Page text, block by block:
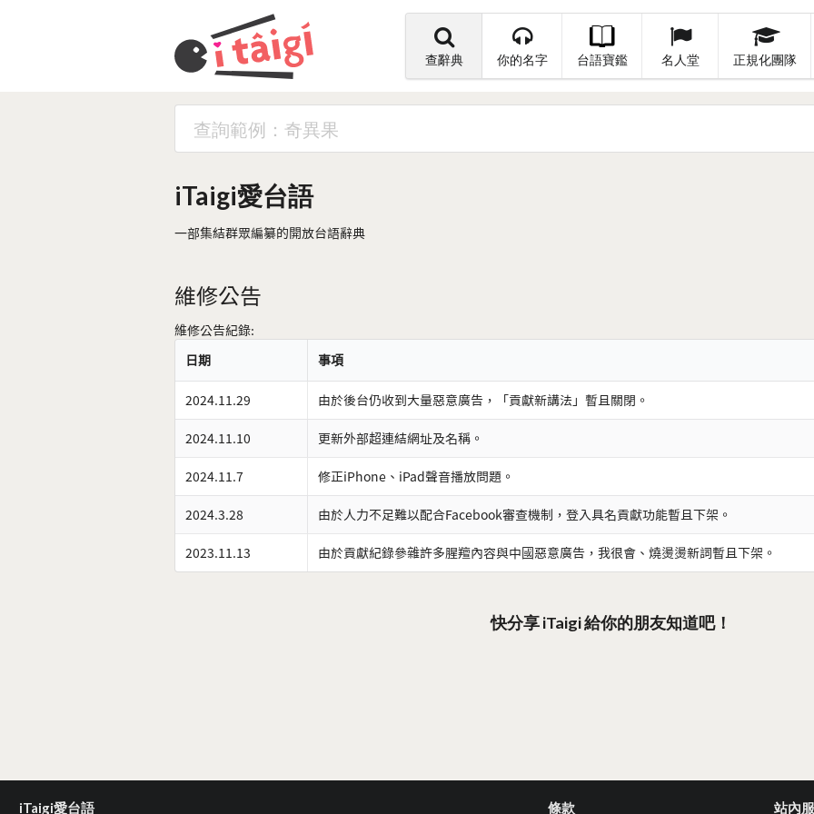
查辭典 你的名字 台語寶鑑 名人堂 正規化團隊
iTaigi愛台語
一部集結群眾編纂的開放台語辭典
維修公告
維修公告紀錄:
日期
事項
2024.11.29 由於後台仍收到大量惡意廣告，「貢獻新講法」暫且關閉。
2024.11.10 更新外部超連結網址及名稱。
2024.11.7 修正iPhone、iPad聲音播放問題。
2024.3.28 由於人力不足難以配合Facebook審查機制，登入具名貢獻功能暫且下架。
2023.11.13 由於貢獻紀錄參雜許多腥羶內容與中國惡意廣告，我很會、燒燙燙新詞暫且下架。
快分享 iTaigi 給你的朋友知道吧！
iTaigi愛台語 條款 站內